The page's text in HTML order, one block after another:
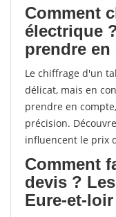
Comment
électrique
prendre
Le chiffrage d'un
délicat, mais en
prendre en
précision.
influencent le prix
Comment
devis ?
Eure-et-loir